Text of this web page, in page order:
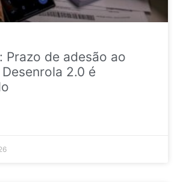
Prazo de adesão ao
2.0 é